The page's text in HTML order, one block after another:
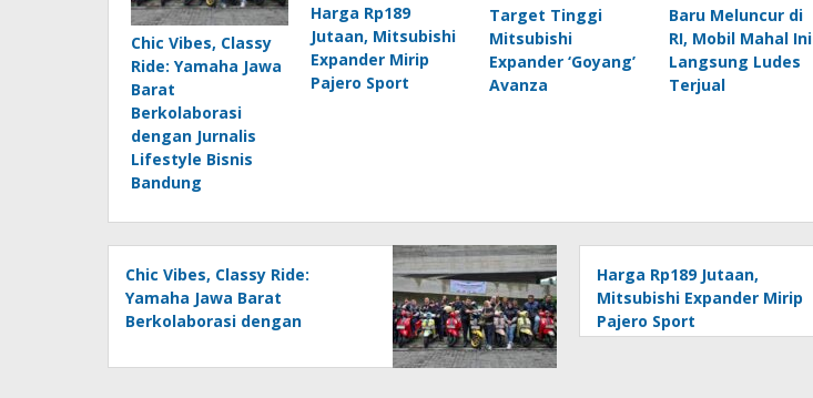
Chic Vibes, Classy
Ride: Yamaha Jawa
Barat
Berkolaborasi
dengan Jurnalis
Lifestyle Bisnis
Bandung
Harga Rp189
Jutaan, Mitsubishi
Expander Mirip
Pajero Sport
Target Tinggi
Mitsubishi
Expander ‘Goyang’
Avanza
Baru Meluncur di
RI, Mobil Mahal Ini
Langsung Ludes
Terjual
Chic Vibes, Classy Ride:
Yamaha Jawa Barat
Berkolaborasi dengan
Bandung
Harga Rp189 Jutaan,
Mitsubishi Expander Mirip
Pajero Sport